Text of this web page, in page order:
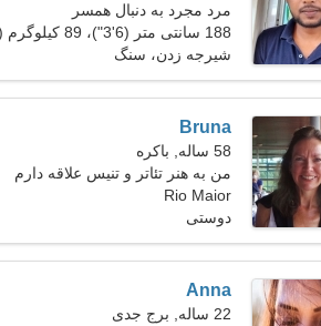
مرد مجرد به دنبال همسر
188 سانتی متر (6'3")، 89 کیلوگرم (196 پوند)
شیرجه زدن، سنگ
Bruna
58 ساله, باکره
من به هنر تئاتر و تنیس علاقه دارم
Rio Maior
دوستی
Anna
22 ساله, برج جدی